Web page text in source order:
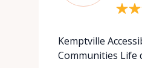
Kemptville
Communities Life